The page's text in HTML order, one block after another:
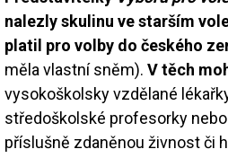
nalezly skulinu ve starším
platil pro volby do českého
měla vlastní sněm). V těch
vysokoškolsky vzdělané
středoškolské profesorky
příslušně zdaněnou živnost či